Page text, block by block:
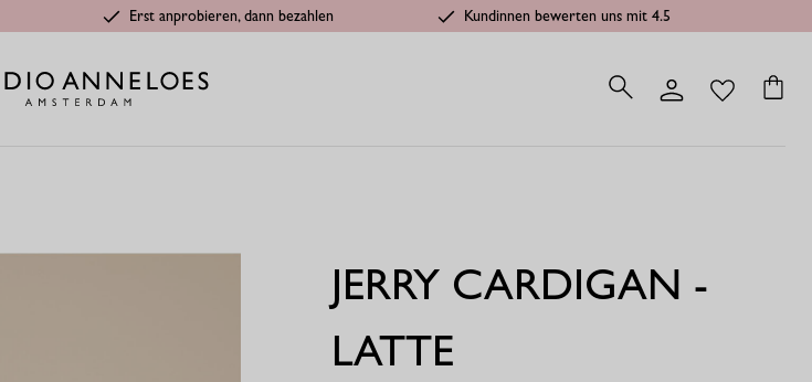
Erst anprobieren, dann bezahlen Kundinnen bewerten uns mit 4.5
JERRY CARDIGAN -
LATTE